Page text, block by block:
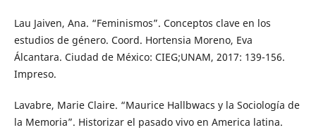
Lau Jaiven, Ana. “Feminismos”. Conceptos clave en los
estudios de género. Coord. Hortensia Moreno, Eva
Álcantara. Ciudad de México: CIEG;UNAM, 2017: 139-156.
Impreso.
Lavabre, Marie Claire. “Maurice Hallbwacs y la Sociología de
la Memoria”. Historizar el pasado vivo en America latina.